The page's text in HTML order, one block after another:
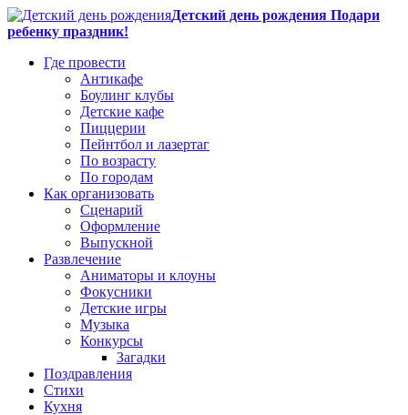
Детский день рождения Подари
ребенку праздник!
Где провести
Антикафе
Боулинг клубы
Детские кафе
Пиццерии
Пейнтбол и лазертаг
По возрасту
По городам
Как организовать
Сценарий
Оформление
Выпускной
Развлечение
Аниматоры и клоуны
Фокусники
Детские игры
Музыка
Конкурсы
Загадки
Поздравления
Стихи
Кухня